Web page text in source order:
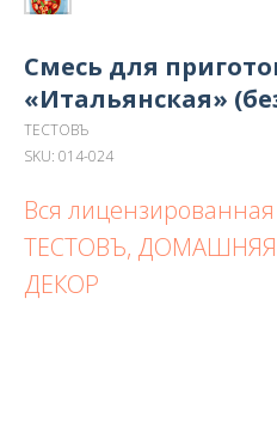
Смесь для
«Итальянская»
ТЕСТОВЪ
SKU: 014-024
Вся
ТЕСТОВЪ, ДОМАШНЯЯ
ДЕКОР